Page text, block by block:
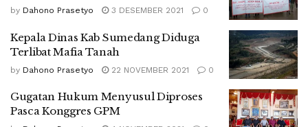
by Dahono Prasetyo 3 DESEMBER 2021 0
Kepala Dinas Kab Sumedang Diduga
Terlibat Mafia Tanah
by Dahono Prasetyo 22 NOVEMBER 2021 0
Gugatan Hukum Menyusul Diproses
Pasca Konggres GPM